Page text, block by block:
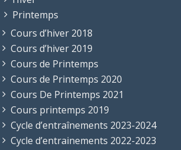
Printemps
Cours d’hiver 2018
Cours d’hiver 2019
Cours de Printemps
Cours de Printemps 2020
Cours De Printemps 2021
Cours printemps 2019
Cycle d’entraînements 2023-2024
Cycle d’entrainements 2022-2023